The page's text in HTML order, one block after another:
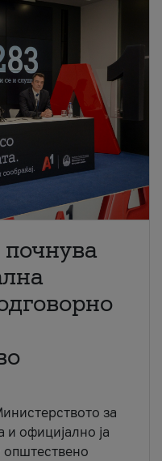
за
и официјално ја
општествено